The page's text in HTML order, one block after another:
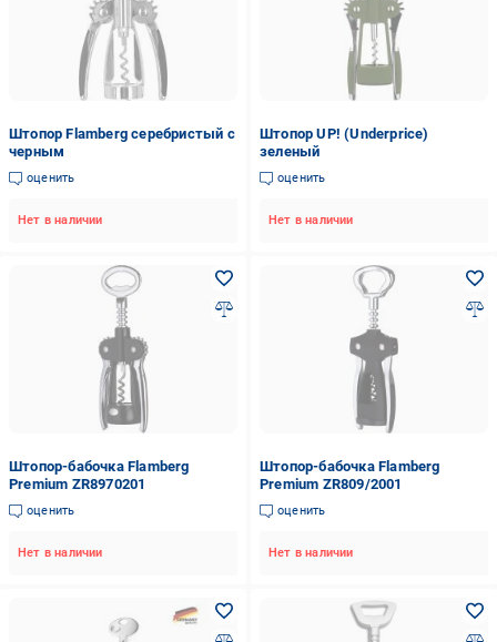
Штопор Flamberg серебристый с
черным
оценить
Нет в наличии
Штопор UP! (Underprice)
зеленый
оценить
Нет в наличии
Штопор-бабочка Flamberg
Premium ZR8970201
оценить
Нет в наличии
Штопор-бабочка Flamberg
Premium ZR809/2001
оценить
Нет в наличии